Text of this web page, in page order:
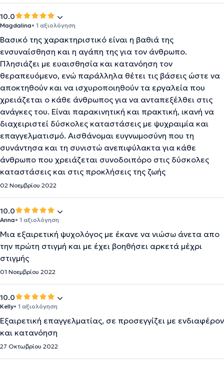
10.0
Magdalina• 1 αξιολόγηση
Βασικό της χαρακτηριστικό είναι η βαθιά της
ενσυναίσθηση και η αγάπη της για τον άνθρωπο.
Πλησιάζει με ευαισθησία και κατανόηση τον
θεραπευόμενο, ενώ παράλληλα θέτει τις βάσεις ώστε να
αποκτηθούν και να ισχυροποιηθούν τα εργαλεία που
χρειάζεται ο κάθε άνθρωπος για να ανταπεξέλθει στις
ανάγκες του. Είναι παρακινητική και πρακτική, ικανή να
διαχειριστεί δύσκολες καταστάσεις με ψυχραιμία και
επαγγελματισμό. Αισθάνομαι ευγνωμοσύνη που τη
συνάντησα και τη συνιστώ ανεπιφύλακτα για κάθε
άνθρωπο που χρειάζεται συνοδοιπόρο στις δύσκολες
καταστάσεις και στις προκλήσεις της ζωής
02 Νοεμβρίου 2022
10.0
Anna• 1 αξιολόγηση
Μια εξαιρετική ψυχολόγος με έκανε να νιώσω άνετα απο
την πρώτη στιγμή και με έχει βοηθήσει αρκετά μέχρι
στιγμής
01 Νοεμβρίου 2022
10.0
Kelly• 1 αξιολόγηση
Εξαιρετική επαγγελματίας, σε προσεγγίζει με ενδιαφέρον
και κατανόηση
27 Οκτωβρίου 2022